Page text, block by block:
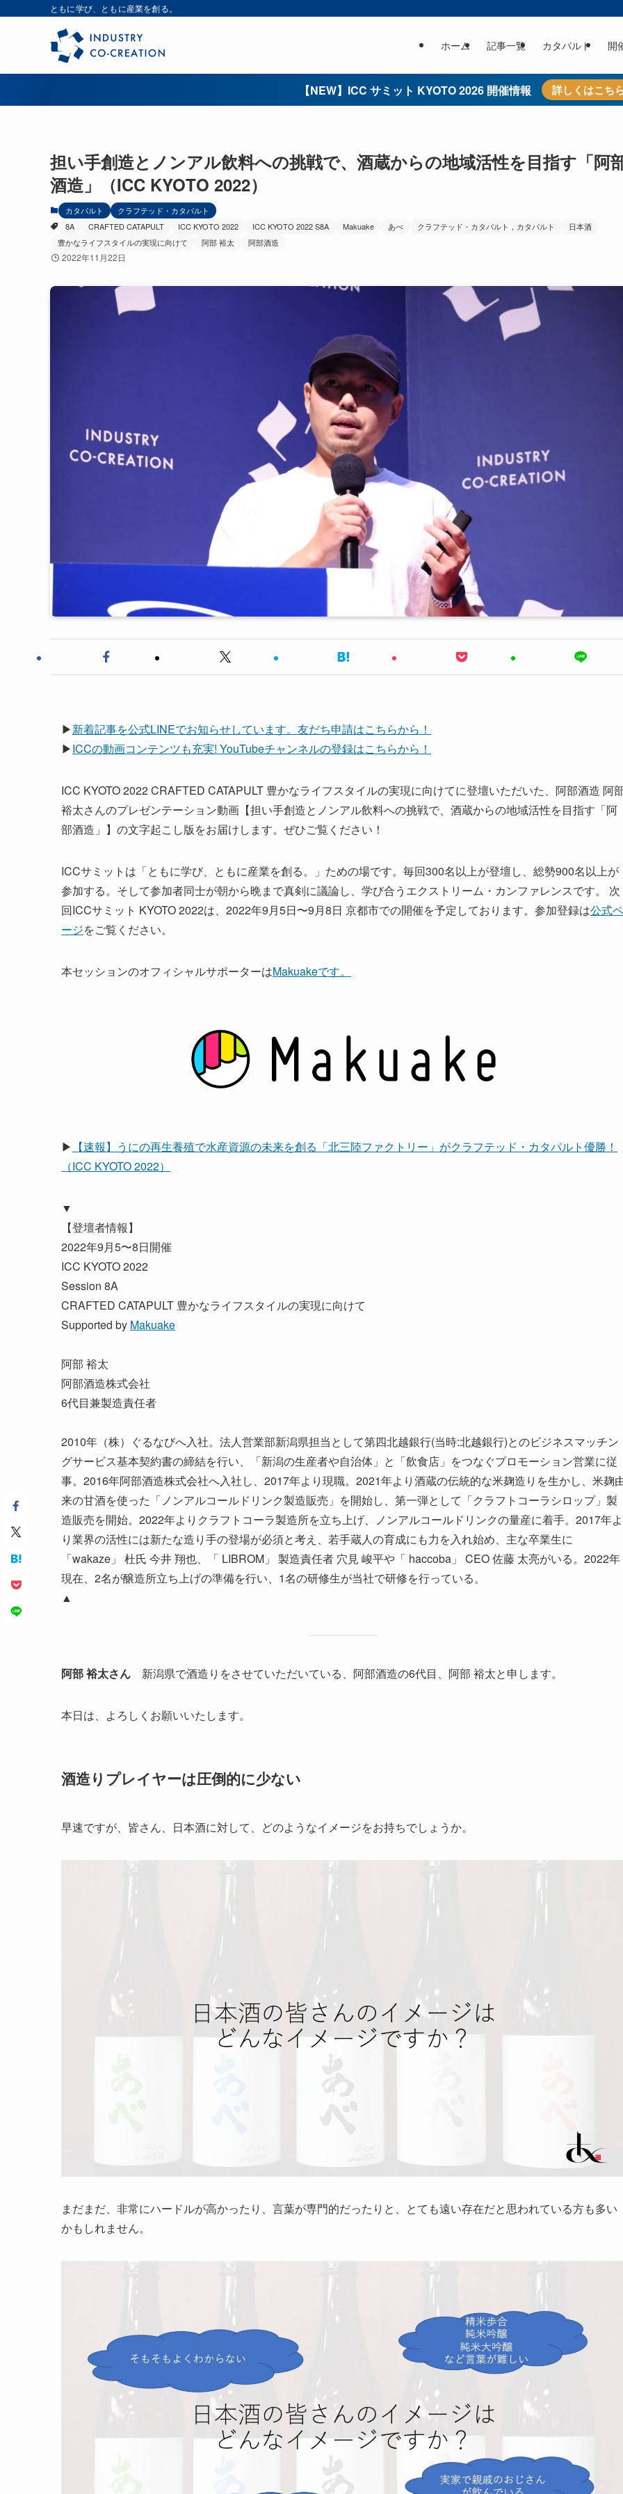
ともに学び、ともに産業を創る。
ホーム 記事一覧 カタパルト 開
【NEW】ICC サミット KYOTO 2026 開催情報 詳しくはこち
担い手創造とノンアル飲料への挑戦で、酒蔵からの地域活性を目指す「阿
酒造」（ICC KYOTO 2022）
カタパルト
クラフテッド・カタパルト
8A
CRAFTED CATAPULT ICC KYOTO 2022 ICC KYOTO 2022 S8A Makuake あべ クラフテッド・カタパルト，カタパルト
日本酒
豊かなライフスタイルの実現に向けて
阿部 裕太 阿部酒造
2022年11月22日
▶新着記事を公式LINEでお知らせしています。友だち申請はこちらから！
▶ICCの動画コンテンツも充実! YouTubeチャンネルの登録はこちらから！
ICC KYOTO 2022 CRAFTED CATAPULT 豊かなライフスタイルの実現に向けてに登壇いただいた、阿部酒造 阿
裕太さんのプレゼンテーション動画【担い手創造とノンアル飲料への挑戦で、酒蔵からの地域活性を目指す「阿
部酒造」】の文字起こし版をお届けします。ぜひご覧ください！
ICCサミットは「ともに学び、ともに産業を創る。」ための場です。毎回300名以上が登壇し、総勢900名以上が
参加する。そして参加者同士が朝から晩まで真剣に議論し、学び合うエクストリーム・カンファレンスです。 次
回ICCサミット KYOTO 2022は、2022年9月5日〜9月8日 京都市での開催を予定しております。参加登録は公式ペ
ージをご覧ください。
本セッションのオフィシャルサポーターはMakuakeです。
▶ 【速報】うにの再生養殖で水産資源の未来を創る「北三陸ファクトリー」がクラフテッド・カタパルト優勝！
（ICC KYOTO 2022）
▼
【登壇者情報】
2022年9月5〜8日開催
ICC KYOTO 2022
Session 8A
CRAFTED CATAPULT 豊かなライフスタイルの実現に向けて
Supported by Makuake
阿部 裕太
阿部酒造株式会社
6代目兼製造責任者
2010年（株）ぐるなびへ入社。法人営業部新潟県担当として第四北越銀行(当時:北越銀行)とのビジネスマッチン
グサービス基本契約書の締結を行い、「新潟の生産者や自治体」と「飲食店」をつなぐプロモーション営業に従
事。2016年阿部酒造株式会社へ入社し、2017年より現職。2021年より酒蔵の伝統的な米麹造りを生かし、米麹
来の甘酒を使った「ノンアルコールドリンク製造販売」を開始し、第一弾として「クラフトコーラシロップ」製
造販売を開始。2022年よりクラフトコーラ製造所を立ち上げ、ノンアルコールドリンクの量産に着手。2017年よ
り業界の活性には新たな造り手の登場が必須と考え、若手蔵人の育成にも力を入れ始め、主な卒業生に
「wakaze」 杜氏 今井 翔也、「 LIBROM」 製造責任者 穴見 峻平や「 haccoba」 CEO 佐藤 太亮がいる。2022年
現在、2名が醸造所立ち上げの準備を行い、1名の研修生が当社で研修を行っている。
▲
阿部 裕太さん 新潟県で酒造りをさせていただいている、阿部酒造の6代目、阿部 裕太と申します。
本日は、よろしくお願いいたします。
酒造りプレイヤーは圧倒的に少ない
早速ですが、皆さん、日本酒に対して、どのようなイメージをお持ちでしょうか。
まだまだ、非常にハードルが高かったり、言葉が専門的だったりと、とても遠い存在だと思われている方も多い
かもしれません。